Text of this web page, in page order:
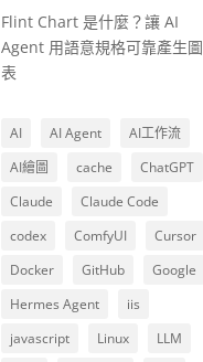
Flint Chart 是什麼？讓 AI
Agent 用語意規格可靠產生圖
表
AI AI Agent
AI工作流
AI繪圖
cache
ChatGPT
Claude
Claude Code
codex
ComfyUI
Cursor
Docker
GitHub
Google
Hermes Agent
iis
javascript
Linux
LLM